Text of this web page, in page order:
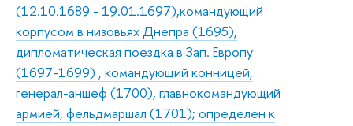
(12.10.1689 - 19.01.1697),командующий
корпусом в низовьях Днепра (1695),
дипломатическая поездка в Зап. Европу
(1697-1699) , командующий конницей,
генерал-аншеф (1700), главнокомандующий
армией, фельдмаршал (1701); определен к